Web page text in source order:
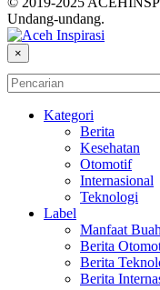
Undang-undang.
×
Kategori
Berita
Kesehatan
Otomotif
Internasional
Teknologi
Label
Manfaat Buah
Berita
Berita
Berita